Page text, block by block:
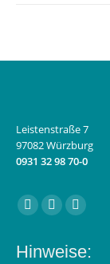
Leistenstraße 7
97082 Würzburg
0931 32 98 70-0
Finden Sie uns auf:
Facebook
opens
Instagram
opens
E-
page
Hinweise: